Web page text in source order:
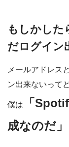
もしかした
だログイン
メールアドレス
ン出来ないって
僕は
「
成なのだ」